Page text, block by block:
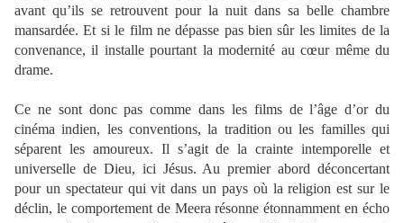
avant qu’ils se retrouvent pour la nuit dans sa belle chambre
mansardée. Et si le film ne dépasse pas bien sûr les limites de la
convenance, il installe pourtant la modernité au cœur même du
drame.
Ce ne sont donc pas comme dans les films de l’âge d’or du
cinéma indien, les conventions, la tradition ou les familles qui
séparent les amoureux. Il s’agit de la crainte intemporelle et
universelle de Dieu, ici Jésus. Au premier abord déconcertant
pour un spectateur qui vit dans un pays où la religion est sur le
déclin, le comportement de Meera résonne étonnamment en écho